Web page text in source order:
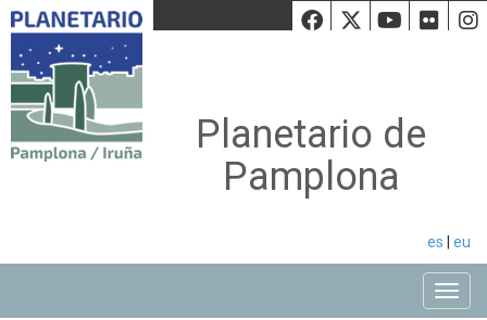
Facebook
Twiiter
Planetario de
Pamplona
es eu